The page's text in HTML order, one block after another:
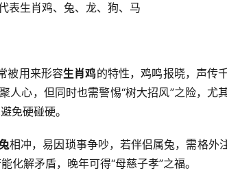
表生肖鸡、兔、龙、狗、马
被用来形容生肖鸡的特性，鸡鸣报晓，声传
人心，但同时也需警惕“树大招风”之险，尤
免硬碰硬。
相冲，易因琐事争吵，若伴侣属兔，需格外
化解矛盾，晚年可得“母慈子孝”之福。